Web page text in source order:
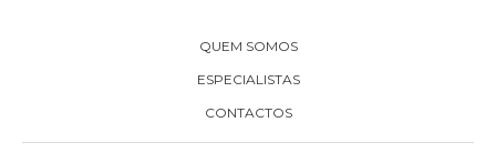
QUEM SOMOS
ESPECIALISTAS
CONTACTOS